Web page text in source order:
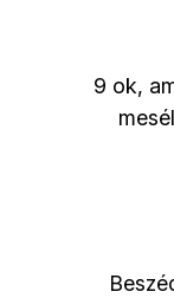
9 ok,